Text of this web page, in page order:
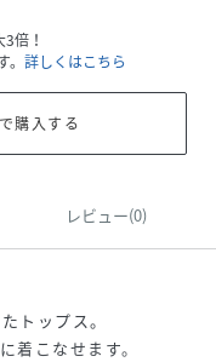
倍！
詳しくはこちら
購入する
レビュー(0)
トップス。
着こなせます。